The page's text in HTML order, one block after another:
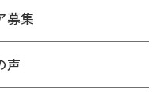
募集
声